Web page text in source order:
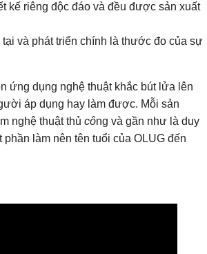
kế riêng độc đáo và đều được sản xuất
và phát triển chính là thước đo của sự
ứng dụng nghệ thuật khắc bút lửa lên
áp dụng hay làm được. Mỗi sản
nghệ thuật thủ công và gần như là duy
phần làm nên tên tuổi của OLUG đến